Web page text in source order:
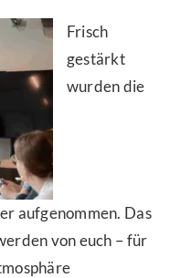
Frisch
gestärkt
wurden die
aufgenommen. Das
von euch – für